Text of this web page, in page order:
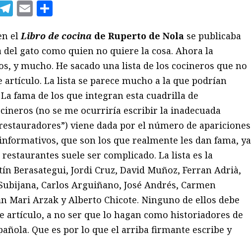
Telegram
Email
el Libro de cocina de Ruperto de Nola se publicaba
del gato como quien no quiere la cosa. Ahora la
y mucho. He sacado una lista de los cocineros que no
artículo. La lista se parece mucho a la que podrían
fama de los que integran esta cuadrilla de
(no se me ocurriría escribir la inadecuada
viene dada por el número de apariciones
que son los que realmente les dan fama, ya
suele ser complicado. La lista es la
Berasategui, Jordi Cruz, David Muñoz, Ferran Adrià,
Carlos Arguiñano, José Andrés, Carmen
Mari Arzak y Alberto Chicote. Ninguno de ellos debe
artículo, a no ser que lo hagan como historiadores de
Que es por lo que el arriba firmante escribe y